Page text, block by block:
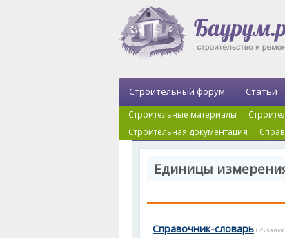
Строительный форум Статьи
Строительные материалы
Строительная документация
Единицы
Справочник-словарь (28